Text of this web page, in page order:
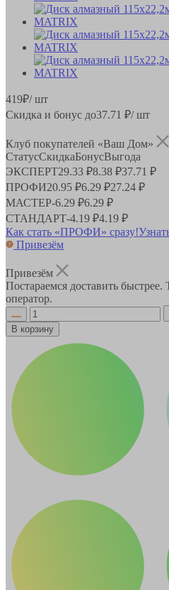
419₽/ шт
Скидка и бонус до37.71 ₽/ шт
Клуб покупателей «Ваш Дом»
СтатусСкидкаБонусВыгода
ЭКСПЕРТ29.33 ₽8.38 ₽37.71 ₽
ПРОФИ20.95 ₽6.29 ₽27.24 ₽
МАСТЕР-6.29 ₽6.29 ₽
СТАНДАРТ-4.19 ₽4.19 ₽
Как стать «ПРОФИ» сразу!
Привезём
Привезём
Постараемся доставить
оператор.
В корзину